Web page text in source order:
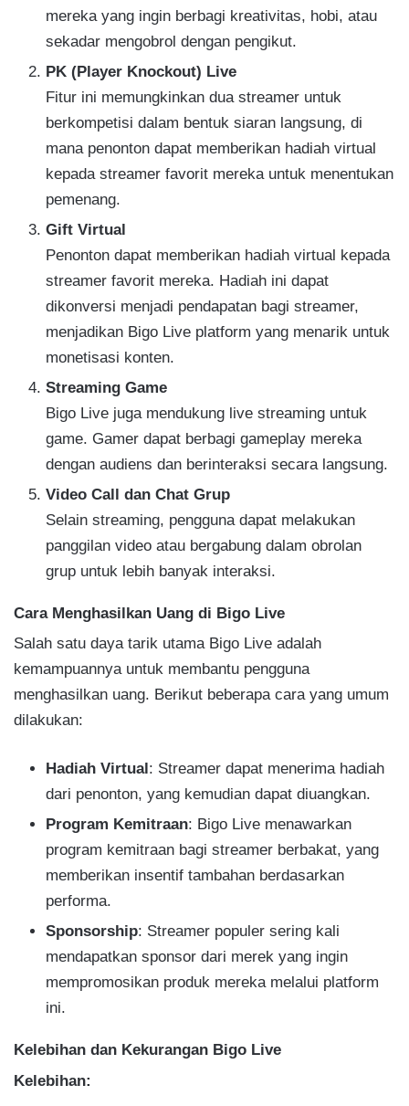
mereka yang ingin berbagi kreativitas, hobi, atau
sekadar mengobrol dengan pengikut.
PK (Player Knockout) Live
Fitur ini memungkinkan dua streamer untuk
berkompetisi dalam bentuk siaran langsung, di
mana penonton dapat memberikan hadiah virtual
kepada streamer favorit mereka untuk menentukan
pemenang.
Gift Virtual
Penonton dapat memberikan hadiah virtual kepada
streamer favorit mereka. Hadiah ini dapat
dikonversi menjadi pendapatan bagi streamer,
menjadikan Bigo Live platform yang menarik untuk
monetisasi konten.
Streaming Game
Bigo Live juga mendukung live streaming untuk
game. Gamer dapat berbagi gameplay mereka
dengan audiens dan berinteraksi secara langsung.
Video Call dan Chat Grup
Selain streaming, pengguna dapat melakukan
panggilan video atau bergabung dalam obrolan
grup untuk lebih banyak interaksi.
Cara Menghasilkan Uang di Bigo Live
Salah satu daya tarik utama Bigo Live adalah
kemampuannya untuk membantu pengguna
menghasilkan uang. Berikut beberapa cara yang umum
dilakukan:
Hadiah Virtual : Streamer dapat menerima hadiah
dari penonton, yang kemudian dapat diuangkan.
Program Kemitraan: Bigo Live menawarkan
program kemitraan bagi streamer berbakat, yang
memberikan insentif tambahan berdasarkan
performa.
Sponsorship: Streamer populer sering kali
mendapatkan sponsor dari merek yang ingin
mempromosikan produk mereka melalui platform
ini.
Kelebihan dan Kekurangan Bigo Live
Kelebihan: